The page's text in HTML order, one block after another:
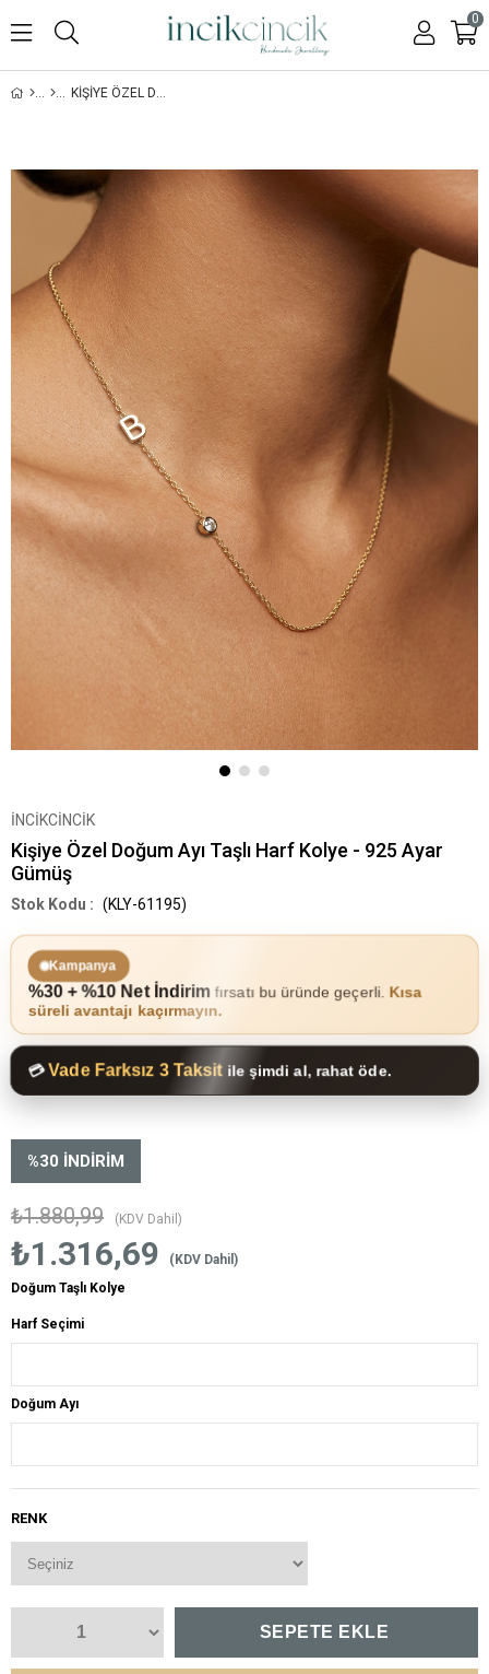
0
KIŞIYE ÖZEL DOĞUM AYI TAŞLI HARF KOLYE - 925 AYAR GÜMÜŞ
İNCİKCİNCİK
Kişiye Özel Doğum Ayı Taşlı Harf Kolye - 925 Ayar
Gümüş
(KLY-61195)
Kampanya
%30 + %10 Net İndirimfırsatı bu üründe geçerli. Kısa
süreli avantajı kaçırmayın.
💳Vade Farksız 3 Taksitile şimdi al, rahat öde.
%30 İNDIRIM
₺1.880,99 (KDV Dahil)
₺1.316,69
(KDV Dahil)
Doğum Taşlı Kolye
Harf Seçimi
Doğum Ayı
RENK